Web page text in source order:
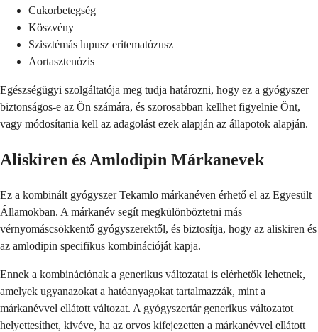
Cukorbetegség
Köszvény
Szisztémás lupusz eritematózusz
Aortasztenózis
Egészségügyi szolgáltatója meg tudja határozni, hogy ez a gyógyszer
biztonságos-e az Ön számára, és szorosabban kellhet figyelnie Önt,
vagy módosítania kell az adagolást ezek alapján az állapotok alapján.
Aliskiren és Amlodipin Márkanevek
Ez a kombinált gyógyszer Tekamlo márkanéven érhető el az Egyesült
Államokban. A márkanév segít megkülönböztetni más
vérnyomáscsökkentő gyógyszerektől, és biztosítja, hogy az aliskiren és
az amlodipin specifikus kombinációját kapja.
Ennek a kombinációnak a generikus változatai is elérhetők lehetnek,
amelyek ugyanazokat a hatóanyagokat tartalmazzák, mint a
márkanévvel ellátott változat. A gyógyszertár generikus változatot
helyettesíthet, kivéve, ha az orvos kifejezetten a márkanévvel ellátott